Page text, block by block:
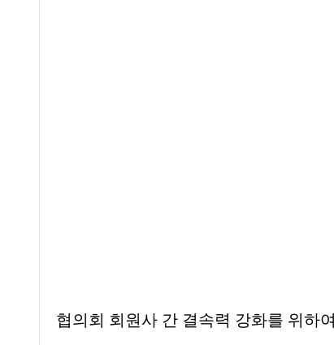
협의회 회원사 간 결속력 강화를 위하여